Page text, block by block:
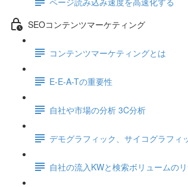
SEOコンテンツマーケティング
コンテンツマーケティングとは
E-E-A-Tの重要性
自社や市場の分析 3C分析
デモグラフィック、サイコグラフィ
自社の流入KWと検索ボリュームの